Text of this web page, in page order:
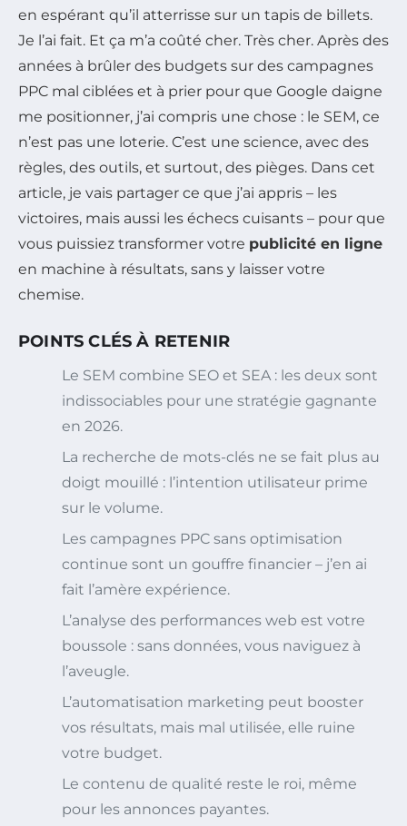
en espérant qu’il atterrisse sur un tapis de billets.
Je l’ai fait. Et ça m’a coûté cher. Très cher. Après des
années à brûler des budgets sur des campagnes
PPC mal ciblées et à prier pour que Google daigne
me positionner, j’ai compris une chose : le SEM, ce
n’est pas une loterie. C’est une science, avec des
règles, des outils, et surtout, des pièges. Dans cet
article, je vais partager ce que j’ai appris – les
victoires, mais aussi les échecs cuisants – pour que
vous puissiez transformer votre publicité en ligne
en machine à résultats, sans y laisser votre
chemise.
POINTS CLÉS À RETENIR
Le SEM combine SEO et SEA : les deux sont
indissociables pour une stratégie gagnante
en 2026.
La recherche de mots-clés ne se fait plus au
doigt mouillé : l’intention utilisateur prime
sur le volume.
Les campagnes PPC sans optimisation
continue sont un gouffre financier – j’en ai
fait l’amère expérience.
L’analyse des performances web est votre
boussole : sans données, vous naviguez à
l’aveugle.
L’automatisation marketing peut booster
vos résultats, mais mal utilisée, elle ruine
votre budget.
Le contenu de qualité reste le roi, même
pour les annonces payantes.